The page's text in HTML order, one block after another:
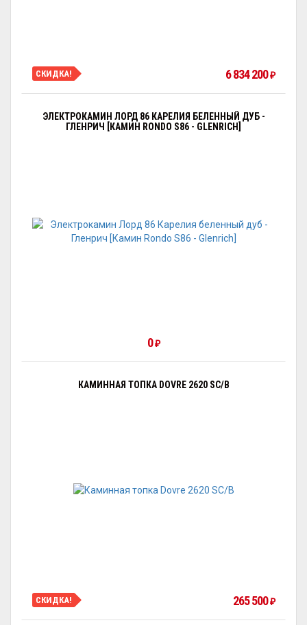
СКИДКА! 6 834 200₽
ЭЛЕКТРОКАМИН ЛОРД 86 КАРЕЛИЯ БЕЛЕННЫЙ ДУБ -
ГЛЕНРИЧ [КАМИН RONDO S86 - GLENRICH]
0₽
КАМИННАЯ ТОПКА DOVRE 2620 SC/B
СКИДКА! 265 500₽